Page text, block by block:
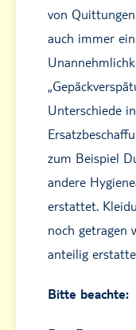
von
auch immer
Unterschiede
zum Beispiel
andere
erstattet.
noch getragen
anteilig
Bitte beachte: